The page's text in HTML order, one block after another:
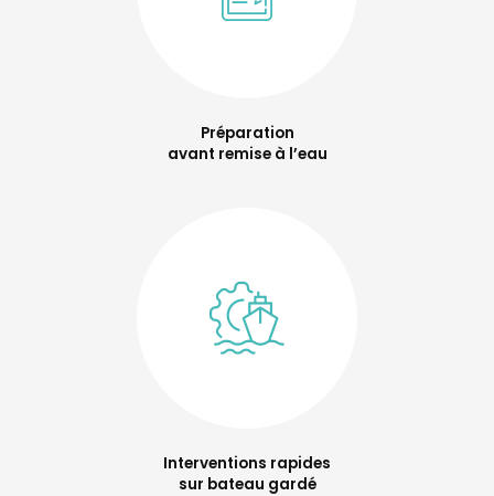
Préparation
avant remise à l’eau
Interventions rapides
sur bateau gardé